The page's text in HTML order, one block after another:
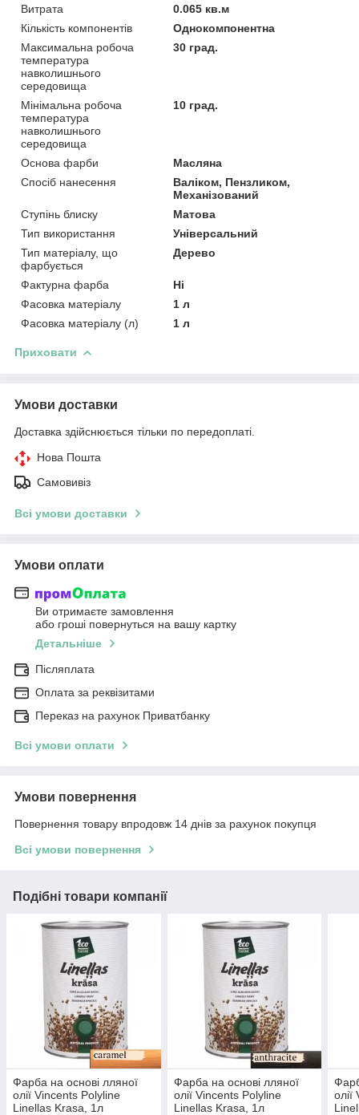
Витрата
0.065 кв.м
Кількість компонентів
Однокомпонентна
Максимальна робоча
температура
навколишнього
середовища
30 град.
Мінімальна робоча
температура
навколишнього
середовища
10 град.
Основа фарби
Масляна
Спосіб нанесення
Валіком, Пензликом,
Механізований
Ступінь блиску
Матова
Тип використання
Універсальний
Тип матеріалу, що
фарбується
Дерево
Фактурна фарба
Ні
Фасовка матеріалу
1 л
Фасовка матеріалу (л)
1 л
Приховати
Умови доставки
Доставка здійснюється тільки по передоплаті.
Нова Пошта
Самовивіз
Всі умови доставки
Умови оплати
Ви отримаєте замовлення
або гроші повернуться на вашу картку
Детальніше
Післяплата
Оплата за реквізитами
Переказ на рахунок Приватбанку
Всі умови оплати
Умови повернення
Повернення товару впродовж 14 днів за рахунок покупця
Всі умови повернення
Подібні товари компанії
Фарба на основі лляної
олії Vincents Polyline
Linellas Krasa, 1л
Фарба на основі лляної
олії Vincents Polyline
Linellas Krasa, 1л